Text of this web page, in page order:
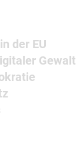
der EU
Gewalt